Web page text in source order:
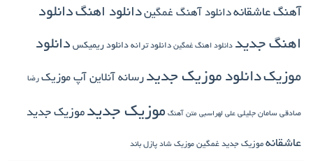
آهنگ عاشقانهدانلود آهنگ غمگیندانلود اهنگ دانلود
اهنگ جدید دانلود اهنگ غمگین دانلود ترانه دانلود ریمیکس دانلود
موزیکدانلود موزیک جدید رسانه آنلاین آپ موزیک رضا
صادقی سامان جلیلی علی لهراسبی متن آهنگ موزیک جدید موزیک جدید
عاشقانه موزیک جدید غمگین موزیک شاد پازل باند